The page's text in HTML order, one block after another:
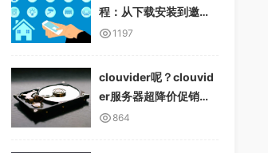
程：从下载安装到邀请
好友畅玩
1197
clouvider呢？clouvid
er服务器超降价促销，1
0Gbps无限流量
864